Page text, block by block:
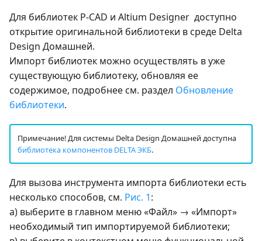
Для библиотек P-CAD и Altium Designer доступно
открытие оригинальной библиотеки в среде Delta
Design Домашней.
Импорт библиотек можно осуществлять в уже
существующую библиотеку, обновляя ее
содержимое, подробнее см. раздел Обновление
библиотеки.
Примечание! Для системы Delta Design Домашней доступна
библиотека компонентов DELTA ЭКБ.
Для вызова инструмента импорта библиотеки есть
несколько способов, см. Рис. 1:
а) выберите в главном меню «Файл» → «Импорт»
необходимый тип импортируемой библиотеки;